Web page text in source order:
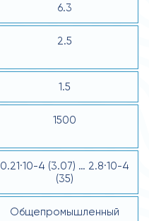
6.3
2.5
1.5
1500
0.21·10-4 (3.07) … 2.8·10-4
(35)
Общепромышленный